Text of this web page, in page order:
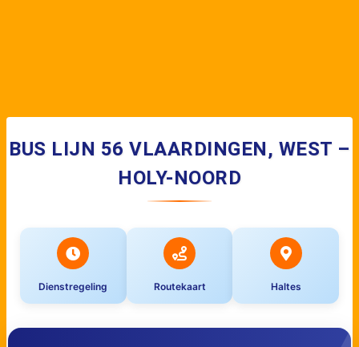
BUS LIJN 56 VLAARDINGEN, WEST –
HOLY-NOORD
Dienstregeling Routekaart Haltes